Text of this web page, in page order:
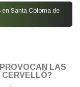
Santa Coloma de
LAS
CERVELLÓ?